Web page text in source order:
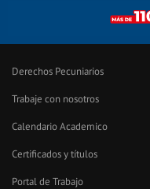
Derechos Pecuniarios
Trabaje con nosotros
Calendario Academico
Certificados y títulos
Portal de Trabajo